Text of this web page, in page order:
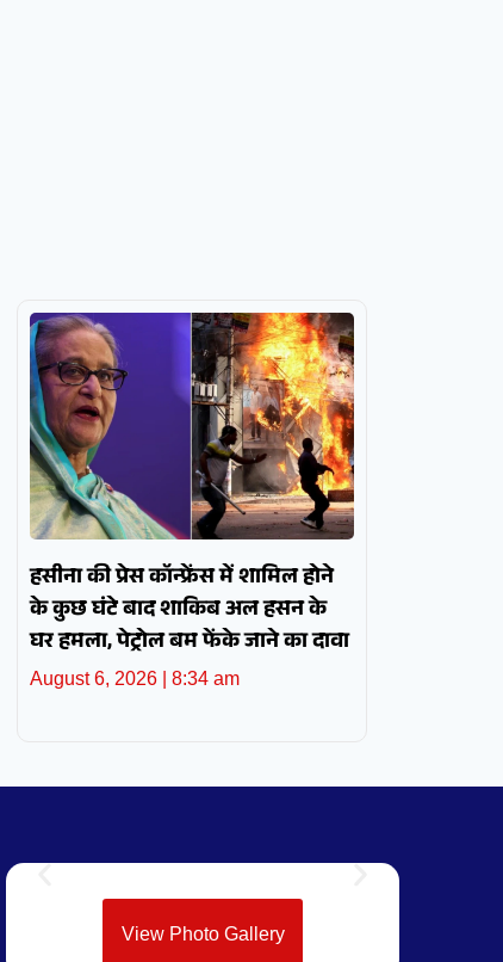
हसीना की प्रेस कॉन्फ्रेंस में शामिल होने
के कुछ घंटे बाद शाकिब अल हसन के
घर हमला, पेट्रोल बम फेंके जाने का दावा
August 6, 2026 8:34 am
View Photo Gallery